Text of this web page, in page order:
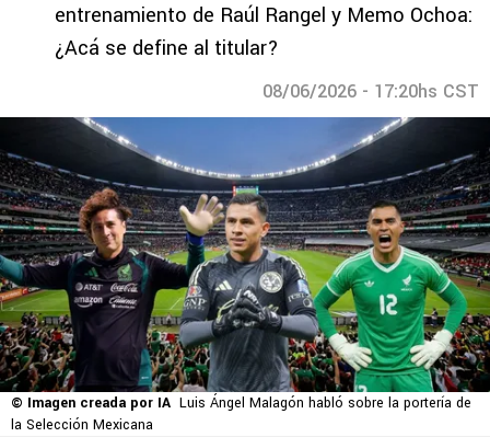
entrenamiento de Raúl Rangel y Memo Ochoa:
¿Acá se define al titular?
08/06/2026 - 17:20hs CST
© Imagen creada por IA Luis Ángel Malagón habló sobre la portería de
la Selección Mexicana